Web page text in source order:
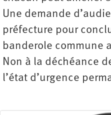
Une demande
préfecture pour
banderole commune
Non à la déchéance
l’état d’urgence